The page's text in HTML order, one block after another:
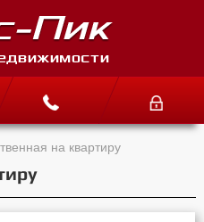
на квартиру